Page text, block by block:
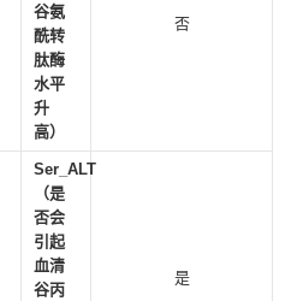
谷氨
酰转
肽酶
水平
升
高）
否
Ser_ALT
（是
否会
引起
血清
谷丙
是